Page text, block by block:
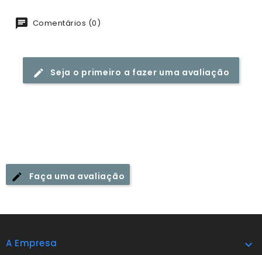
Comentários (0)
Seja o primeiro a fazer uma avaliação
Faça uma avaliação
A Empresa 